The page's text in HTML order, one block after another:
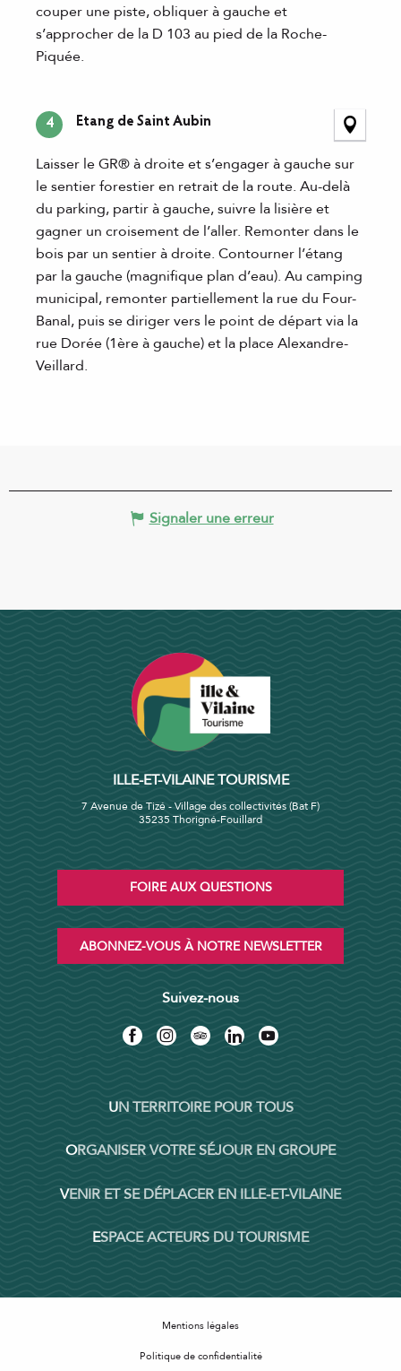
couper une piste, obliquer à gauche et
s’approcher de la D 103 au pied de la Roche-
Piquée.
4 Etang de Saint Aubin
Laisser le GR® à droite et s’engager à gauche sur
le sentier forestier en retrait de la route. Au-delà
du parking, partir à gauche, suivre la lisière et
gagner un croisement de l’aller. Remonter dans le
bois par un sentier à droite. Contourner l’étang
par la gauche (magnifique plan d’eau). Au camping
municipal, remonter partiellement la rue du Four-
Banal, puis se diriger vers le point de départ via la
rue Dorée (1ère à gauche) et la place Alexandre-
Veillard.
Signaler une erreur
ILLE-ET-VILAINE TOURISME
7 Avenue de Tizé - Village des collectivités (Bat F)
35235 Thorigné-Fouillard
FOIRE AUX QUESTIONS
ABONNEZ-VOUS À NOTRE NEWSLETTER
Suivez-nous
UN TERRITOIRE POUR TOUS
ORGANISER VOTRE SÉJOUR EN GROUPE
VENIR ET SE DÉPLACER EN ILLE-ET-VILAINE
ESPACE ACTEURS DU TOURISME
Mentions légales
Politique de confidentialité